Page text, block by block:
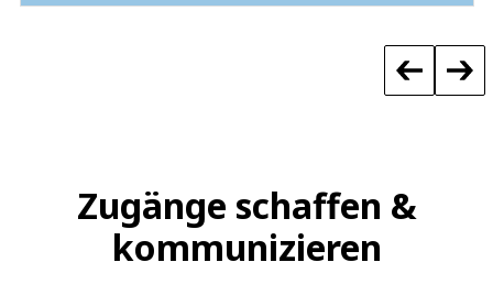
Zugänge schaffen &
kommunizieren